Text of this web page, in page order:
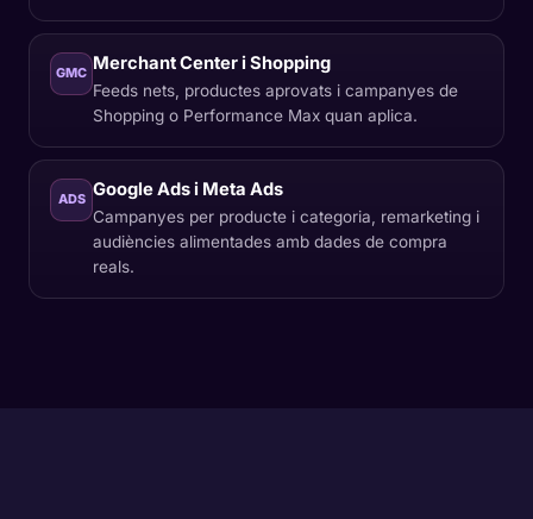
GMC Merchant Center i Shopping
Feeds nets, productes aprovats i campanyes de
Shopping o Performance Max quan aplica.
ADS Google Ads i Meta Ads
Campanyes per producte i categoria, remarketing i
audiències alimentades amb dades de compra
reals.